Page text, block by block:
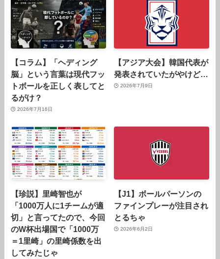
【コラム】「ヘディング
脳」という言葉は現代フッ
トボールを正しく表してと
るがけ？
2026年7月16日
【アジア大会】韓国代表が
発表されていたがやけど…
2026年7月9日
【珍説】里崎智也が
「1000万人に1チームが適
切」と言ってたので、今回
のW杯出場国で「1000万
＝1里崎」の里崎係数を出
してみたじゃ
【J1】ボールパーソンの
ファインプレーが注目され
とるちゃ
2026年6月2日